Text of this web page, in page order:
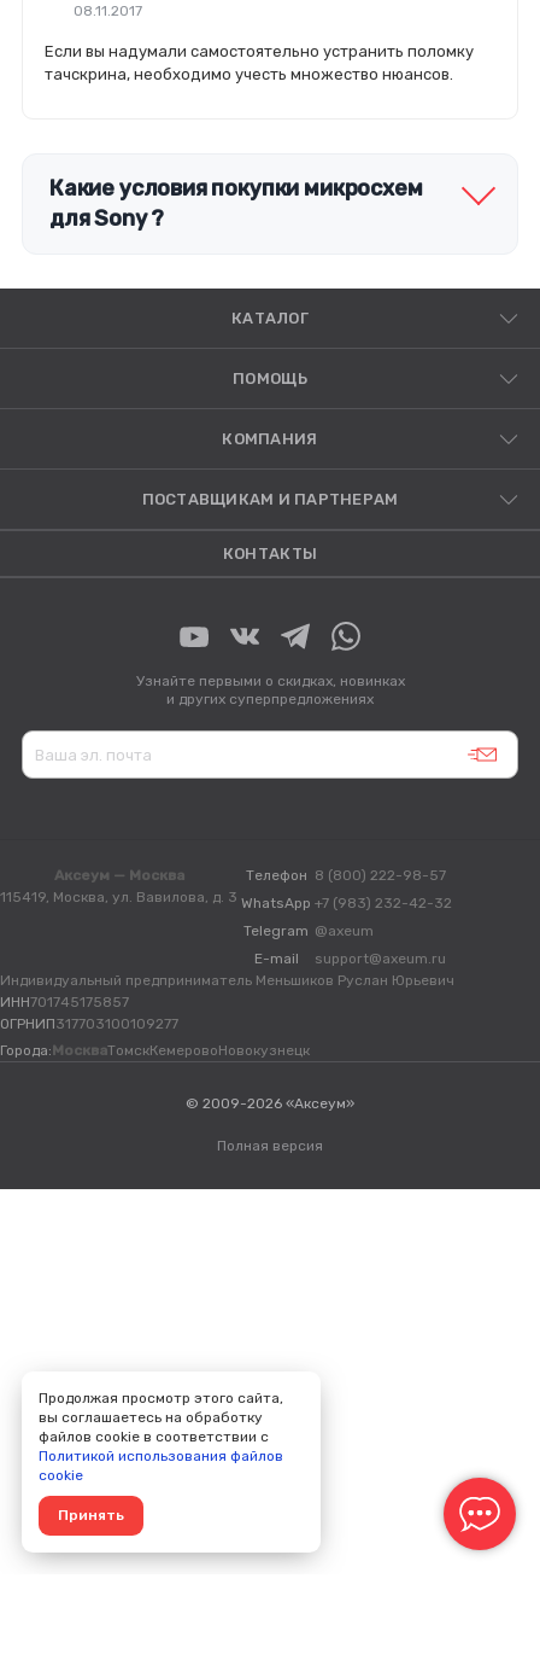
08.11.2017
Если вы надумали самостоятельно устранить поломку
тачскрина, необходимо учесть множество нюансов.
Какие условия покупки микросхем
для Sony ?
КАТАЛОГ
ПОМОЩЬ
КОМПАНИЯ
ПОСТАВЩИКАМ И ПАРТНЕРАМ
КОНТАКТЫ
Узнайте первыми о скидках, новинках
и других суперпредложениях
Аксеум — Москва
115419, Москва, ул. Вавилова, д. 3
Телефон 8 (800) 222-98-57
WhatsApp +7 (983) 232-42-32
Telegram @axeum
E-mail
support@axeum.ru
Индивидуальный предприниматель Меньшиков Руслан Юрьевич
ИНН701745175857
ОГРНИП317703100109277
Города: МоскваТомскКемеровоНовокузнецк
© 2009-2026 «Аксеум»
Полная версия
Продолжая просмотр этого сайта,
вы соглашаетесь на обработку
файлов cookie в соответствии с
Политикой использования файлов
cookie
Принять